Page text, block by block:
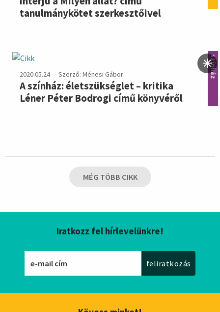
tanulmánykötet szerkesztőivel
színház
2020.05.24 — Szerző: Ménesi Gábor
A színház: életszükséglet – kritika
Léner Péter Bodrogi című könyvéről
MÉG TÖBB CIKK
Iratkozz fel hírlevelünkre!